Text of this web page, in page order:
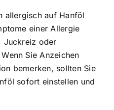
allergisch auf Hanföl
einer Allergie
Juckreiz oder
Sie Anzeichen
bemerken, sollten Sie
sofort einstellen und